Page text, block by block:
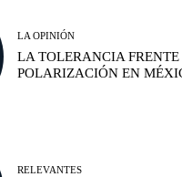
LA OPINIÓN
LA TOLERANCIA
POLARIZACIÓN EN
RELEVANTES